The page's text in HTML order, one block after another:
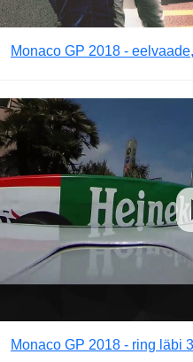
Monaco GP 2018 -
Monaco GP 2018 - ring läbi